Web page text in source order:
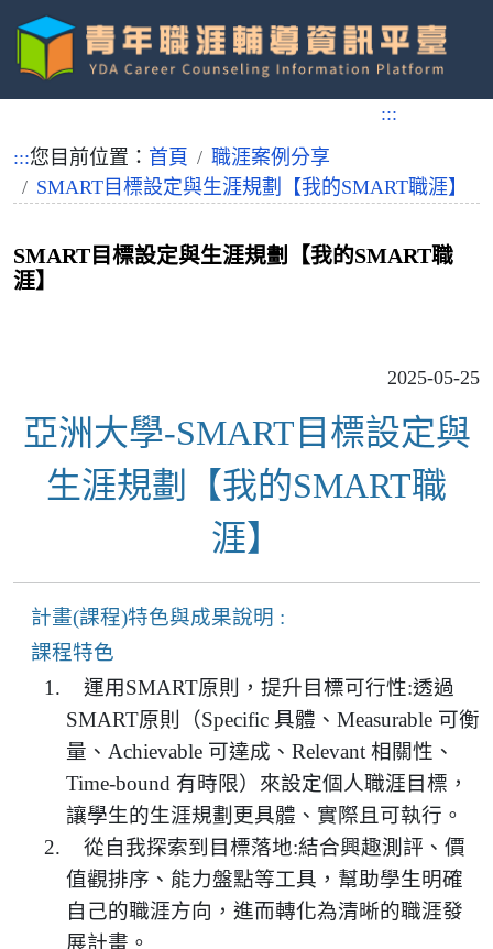
跳
到
要
內
:::
:::您目前位置： 首頁
職涯案例分享
SMART目標設定與生涯規劃【我的SMART職涯】
SMART目標設定與生涯規劃【我的SMART職
涯】
2025-05-25
亞洲大學-SMART目標設定與
生涯規劃【我的SMART職
涯】
計畫(課程)特色與成果說明 :
課程特色
運用SMART原則，提升目標可行性:透過
SMART原則（Specific 具體、Measurable 可衡
量、Achievable 可達成、Relevant 相關性、
Time-bound 有時限）來設定個人職涯目標，
讓學生的生涯規劃更具體、實際且可執行。
從自我探索到目標落地:結合興趣測評、價
值觀排序、能力盤點等工具，幫助學生明確
自己的職涯方向，進而轉化為清晰的職涯發
展計畫。